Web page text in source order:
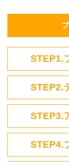
STEP1.
STEP2.
STEP3.
STEP4.